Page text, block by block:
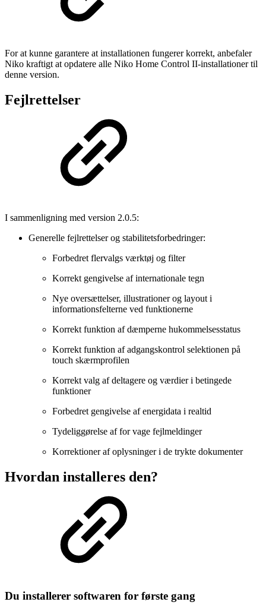
For at kunne garantere at installationen fungerer korrekt, anbefaler
Niko kraftigt at opdatere alle Niko Home Control II-installationer til
denne version.
Fejlrettelser
I sammenligning med version 2.0.5:
Generelle fejlrettelser og stabilitetsforbedringer:
Forbedret flervalgs værktøj og filter
Korrekt gengivelse af internationale tegn
Nye oversættelser, illustrationer og layout i
informationsfelterne ved funktionerne
Korrekt funktion af dæmperne hukommelsesstatus
Korrekt funktion af adgangskontrol selektionen på
touch skærmprofilen
Korrekt valg af deltagere og værdier i betingede
funktioner
Forbedret gengivelse af energidata i realtid
Tydeliggørelse af for vage fejlmeldinger
Korrektioner af oplysninger i de trykte dokumenter
Hvordan installeres den?
Du installerer softwaren for første gang